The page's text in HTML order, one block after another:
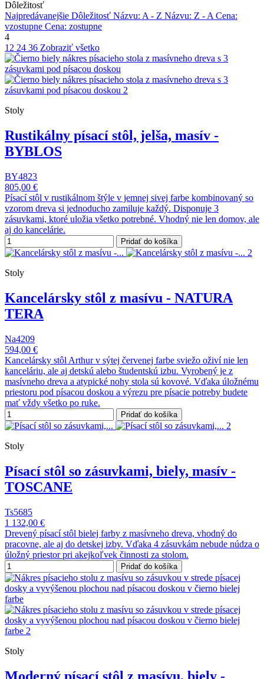
Dôležitosť
Najpredávanejšie Dôležitosť Názvu: A - Z Názvu: Z - ACena:
vzostupne Cena: zostupne
4
12 24 36 Zobraziť všetko
Stoly
Rustikálny písací stôl, jelša, masív -
BYBLOS
BY4823
805,00 €
Písací stôl v rustikálnom štýle v jemnej sivej farbe kombinovaný so
vzorom dreva si jednoducho zamiluje každý. Disponuje 3
zásuvkami, ktoré uložia všetko potrebné. Vhodný nie len domov, ale
aj do kancelárie.
Pridať do košíka
Stoly
Kancelársky stôl z masívu - NATURA
TERA
Na4209
594,00 €
Kancelársky stôl Arthur v sýtej červenej farbe sviežo oživí nie len
kanceláriu, ale aj detskú alebo študentskú izbu. Vyrobený je z
masívneho dreva a atypické nohy stola sú kovové. Vďaka úložnému
priestoru pod písacou doskou a výrezu pre písacie potreby budete
mať vždy všetko po ruke.
Pridať do košíka
Stoly
Písací stôl so zásuvkami, biely, masív -
TOSCANE
Ts5685
1 132,00 €
Drevený písací stôl bielej farby z masívneho dreva, vhodný do
pracovne, ale aj do detskej izby. Vďaka 4 zásuvkám nebude núdza o
úložný priestor pri akejkoľvek činnosti za stolom.
Pridať do košíka
Stoly
Moderný písací stôl z masívu, biely -